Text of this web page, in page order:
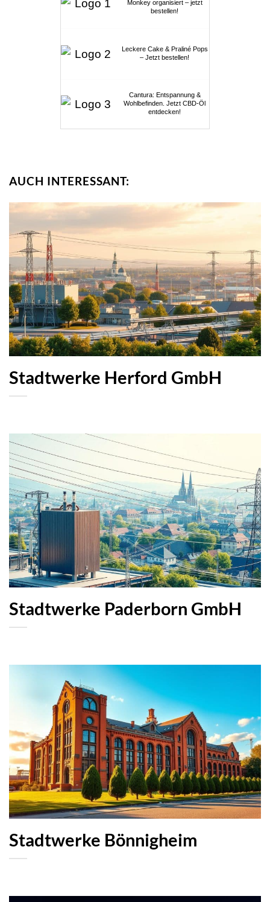
Monkey organisiert – jetzt
bestellen!
Leckere Cake & Praliné Pops
– Jetzt bestellen!
Cantura: Entspannung &
Wohlbefinden. Jetzt CBD-Öl
entdecken!
AUCH INTERESSANT:
Stadtwerke Herford GmbH
Stadtwerke Paderborn GmbH
Stadtwerke Bönnigheim